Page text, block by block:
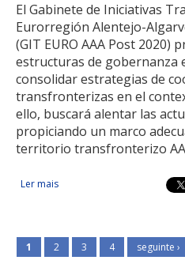
El Gabinete de Iniciativas
Eurorregión Alentejo-
(GIT EURO AAA Post 2020)
estructuras de gobernanza
consolidar estrategias de
transfronterizas en el
ello, buscará alentar las
propiciando un marco
territorio transfronterizo
Ler mais acerca de Gabinete de
Eurorregión Alentejo-
1 2 3 4 seguinte ›